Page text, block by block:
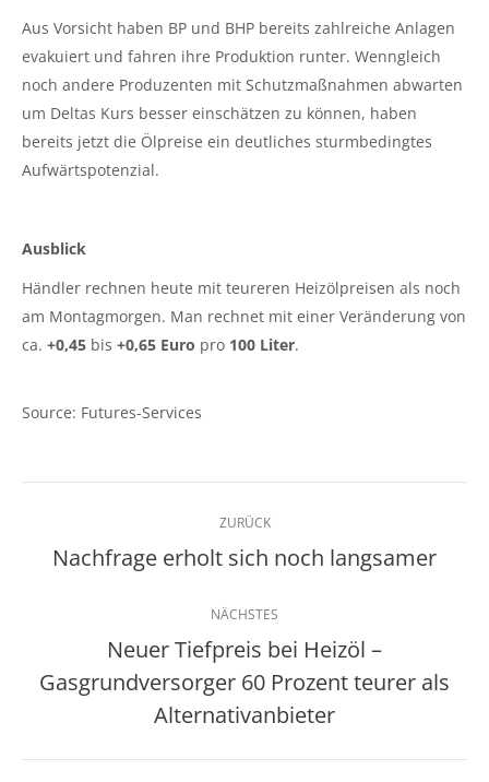
Aus Vorsicht haben BP und BHP bereits zahlreiche Anlagen
evakuiert und fahren ihre Produktion runter. Wenngleich
noch andere Produzenten mit Schutzmaßnahmen abwarten
um Deltas Kurs besser einschätzen zu können, haben
bereits jetzt die Ölpreise ein deutliches sturmbedingtes
Aufwärtspotenzial.
Ausblick
Händler rechnen heute mit teureren Heizölpreisen als noch
am Montagmorgen. Man rechnet mit einer Veränderung von
ca. +0,45 bis +0,65 Euro pro 100 Liter.
Source: Futures-Services
Kommentarnavigation
ZURÜCK
Vorheriger
Nachfrage erholt sich noch langsamer
NÄCHSTES
Nächster
Beitrag:
Neuer Tiefpreis bei Heizöl –
Gasgrundversorger 60 Prozent teurer als
Alternativanbieter